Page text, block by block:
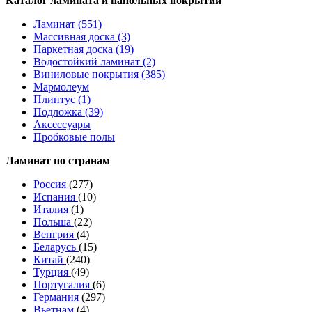
Ламинат (551)
Массивная доска (3)
Паркетная доска (19)
Водостойкий ламинат (2)
Виниловые покрытия (385)
Мармолеум
Плинтус (1)
Подложка (39)
Аксессуары
Пробковые полы
Ламинат по странам
Россия (277)
Испания (10)
Италия (1)
Польша (22)
Венгрия (4)
Беларусь (15)
Китай (240)
Турция (49)
Португалия (6)
Германия (297)
Вьетнам (4)